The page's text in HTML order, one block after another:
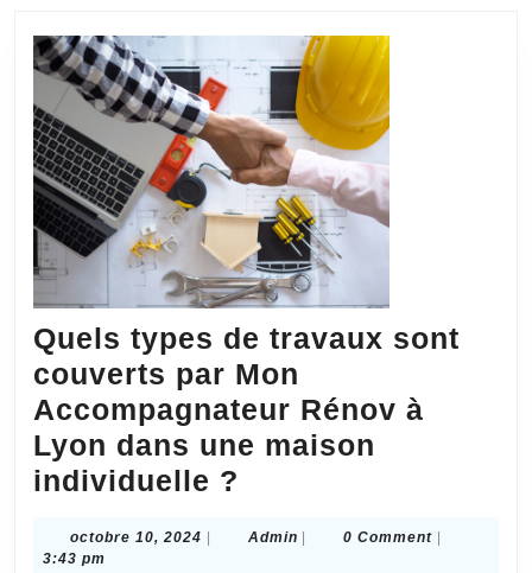
Quels types de travaux sont
couverts par Mon
Accompagnateur Rénov à
Lyon dans une maison
individuelle ?
de
octobre 10, 2024 octobreAdminAdmin0 Comment
3:43 pm